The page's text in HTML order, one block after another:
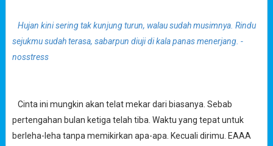
Hujan kini sering tak kunjung turun, walau sudah musimnya. Rindu
sejukmu sudah terasa, sabarpun diuji di kala panas menerjang. -
nosstress
Cinta ini mungkin akan telat mekar dari biasanya. Sebab
pertengahan bulan ketiga telah tiba. Waktu yang tepat untuk
berleha-leha tanpa memikirkan apa-apa. Kecuali dirimu. EAAA